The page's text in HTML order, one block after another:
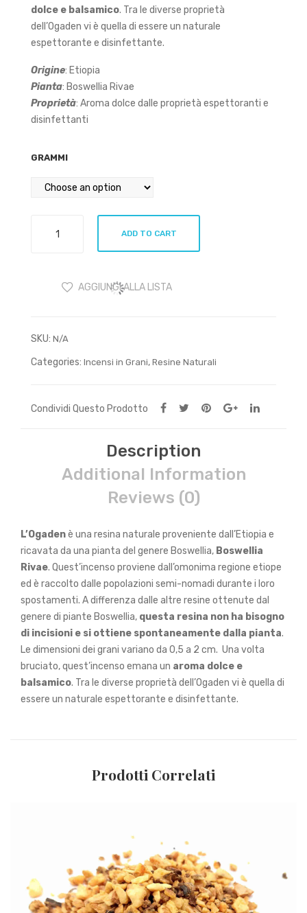
dolce e balsamico. Tra le diverse proprietà
dell’Ogaden vi è quella di essere un naturale
espettorante e disinfettante.
Origine: Etiopia
Pianta: Boswellia Rivae
Proprietà: Aroma dolce dalle proprietà espettoranti e
disinfettanti
GRAMMI
incenso
quantity
ADD TO CART
AGGIUNGI ALLA LISTA
SKU: N/A
Categories: Incensi in Grani, Resine Naturali
Condividi Questo Prodotto
Description
Additional Information
Reviews (0)
L’Ogadenè una resina naturale proveniente dall’Etiopia e
ricavata da una pianta del genere Boswellia, Boswellia
Rivae. Quest’incenso proviene dall’omonima regione etiope
ed è raccolto dalle popolazioni semi-nomadi durante i loro
spostamenti. A differenza dalle altre resine ottenute dal
genere di piante Boswellia, questa resina non ha bisogno
di incisioni e si ottiene spontaneamente dalla pianta.
Le dimensioni dei grani variano da 0,5 a 2 cm. Una volta
bruciato, quest’incenso emana un aroma dolce e
balsamico. Tra le diverse proprietà dell’Ogaden vi è quella di
essere un naturale espettorante e disinfettante.
Prodotti Correlati